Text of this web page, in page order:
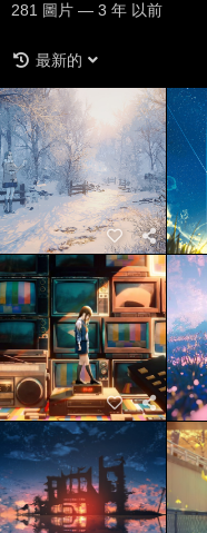
281 圖片 — 3 年 以前
最新的